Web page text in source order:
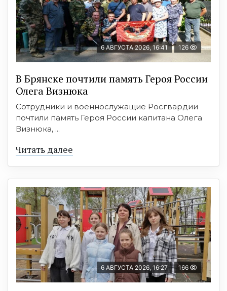
6 АВГУСТА 2026, 16:41 126
В Брянске почтили память Героя России
Олега Визнюка
Сотрудники и военнослужащие Росгвардии
почтили память Героя России капитана Олега
Визнюка, ...
Читать далее
6 АВГУСТА 2026, 16:27 166